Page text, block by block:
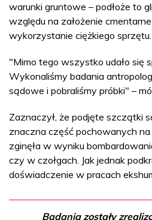
warunki gruntowe – podłoże to
względu na założenie
wykorzystanie ciężkiego sprzętu.
"Mimo tego wszystko udało się
Wykonaliśmy badania
sądowe i pobraliśmy próbki" –
Zaznaczył, że podjęte szczątki
znaczna część pochowanych
zginęła w wyniku
czy w czołgach. Jak jednak
doświadczenie w pracach
Badania zostały